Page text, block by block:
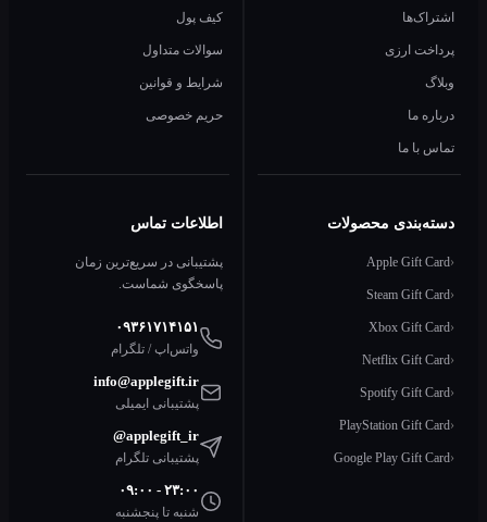
ارزی سوالات متداول
شرایط و قوانین
حریم خصوصی
محصولات
Apple Gift
Steam Gift
Xbox Gift
Netflix Gift
Spotify Gift
PlayStation Gift
Google Play Gift
اطلاعات تماس
پشتیبانی در سریع‌ترین زمان
پاسخگوی شماست.
۰۹۳۶۱۷۱۴۱۵۱
واتس‌اپ / تلگرام
info@applegift.ir
پشتیبانی ایمیلی
@applegift_ir
پشتیبانی تلگرام
۰۹:۰۰ - ۲۳:۰۰
شنبه تا پنجشنبه